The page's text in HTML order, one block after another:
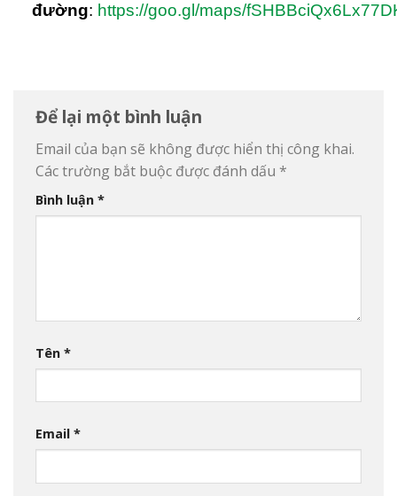
đường: https://goo.gl/maps/
Để lại một bình luận
Email của bạn sẽ không được hiển thị công khai.
Các trường bắt buộc được đánh dấu *
Bình luận *
Tên *
Email *